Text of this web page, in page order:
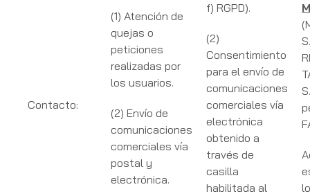
Contacto:
(1) Atención de
quejas o
peticiones
realizadas por
los usuarios.
(2) Envío de
comunicaciones
comerciales vía
postal y
electrónica.
f) RGPD).
(2)
Consentimiento
para el envío de
comunicaciones
comerciales vía
electrónica
obtenido a
través de
casilla
habilitada al